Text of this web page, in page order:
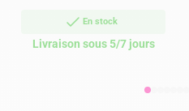
En stock
Livraison sous 5/7 jours